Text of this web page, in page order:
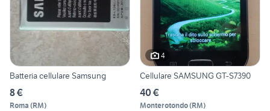
Batteria cellulare Samsung
8 €
Roma (RM)
4
Cellulare SAMSUNG GT-S7390
40 €
Monterotondo(RM)